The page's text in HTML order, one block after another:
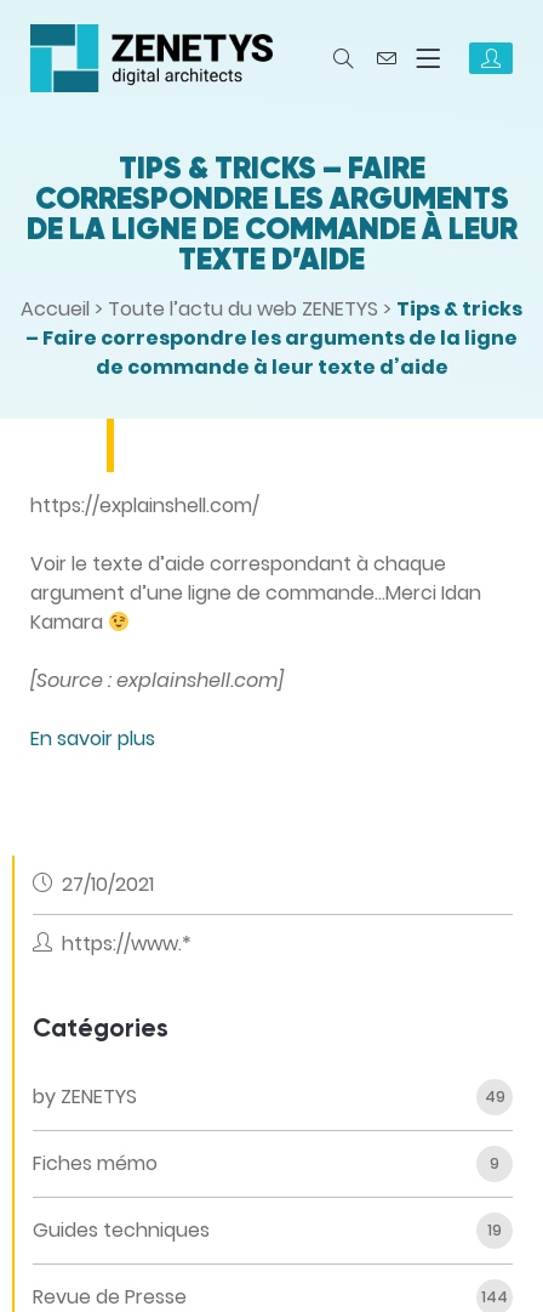
TIPS & TRICKS – FAIRE
CORRESPONDRE LES ARGUMENTS
DE LA LIGNE DE COMMANDE À LEUR
TEXTE D’AIDE
Accueil > Toute l’actu du web ZENETYS > Tips & tricks
– Faire correspondre les arguments de la ligne
de commande à leur texte d’aide
https://explainshell.com/
Voir le texte d’aide correspondant à chaque
argument d’une ligne de commande…Merci Idan
Kamara
[Source : explainshell.com]
En savoir plus
27/10/2021
https://www.*
Catégories
by ZENETYS 49
Fiches mémo 9
Guides techniques 19
Revue de Presse 144